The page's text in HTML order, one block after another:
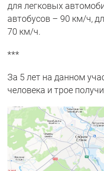
для легковых
автобусов – 90 км/ч,
70 км/ч.
***
За 5 лет на данном
человека и трое